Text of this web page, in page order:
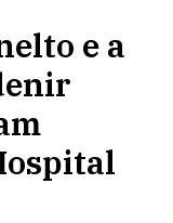
e a